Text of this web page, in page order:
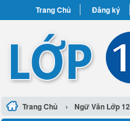
Trang Chủ Đăng ký
Trang Chủ › Ngữ Văn Lớp 12